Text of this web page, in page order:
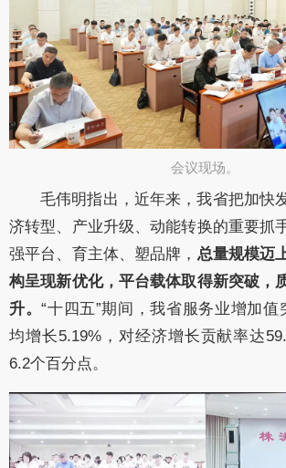
会议现场。​
毛伟明指出， 近年来，我省把加快
济转型、产业升级、动能转换的重要抓
强平台、育主体、塑品牌， 总量规模迈
构呈现新优化，平台载体取得新突破，
升。“十四五”期间，我省服务业增加值
均增长5.19%，对经济增长贡献率达
6.2个百分点。